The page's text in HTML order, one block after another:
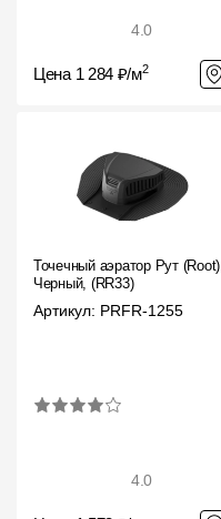
4.0
Цена 1 284 ₽/м2
Точечный аэратор Рут (Root),
Черный, (RR33)
Артикул: PRFR-1255
4.0